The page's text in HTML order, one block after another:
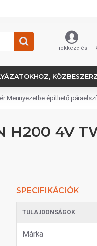
Fiókkezelés
Mennyezetbe építhető
H200 4V
SPECIFIKÁCIÓK
TULAJDONSÁGOK
Márka